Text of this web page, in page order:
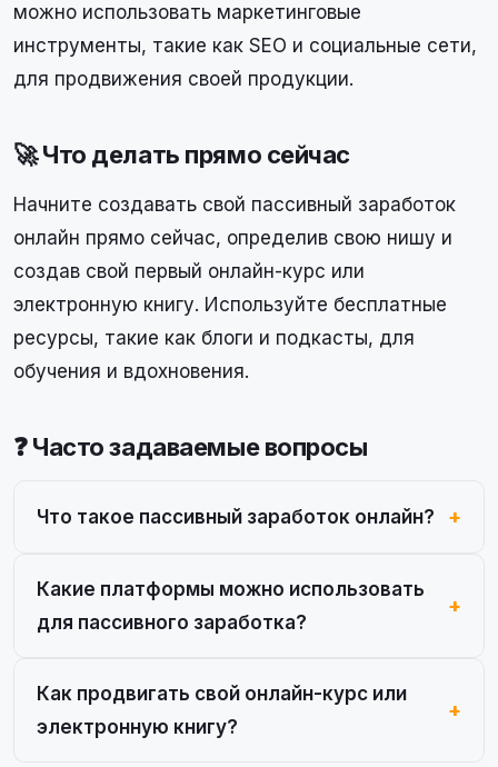
можно использовать маркетинговые
инструменты, такие как SEO и социальные сети,
для продвижения своей продукции.
🚀 Что делать прямо сейчас
Начните создавать свой пассивный заработок
онлайн прямо сейчас, определив свою нишу и
создав свой первый онлайн-курс или
электронную книгу. Используйте бесплатные
ресурсы, такие как блоги и подкасты, для
обучения и вдохновения.
❓ Часто задаваемые вопросы
Что такое пассивный заработок онлайн?
Какие платформы можно использовать
для пассивного заработка?
Как продвигать свой онлайн-курс или
электронную книгу?